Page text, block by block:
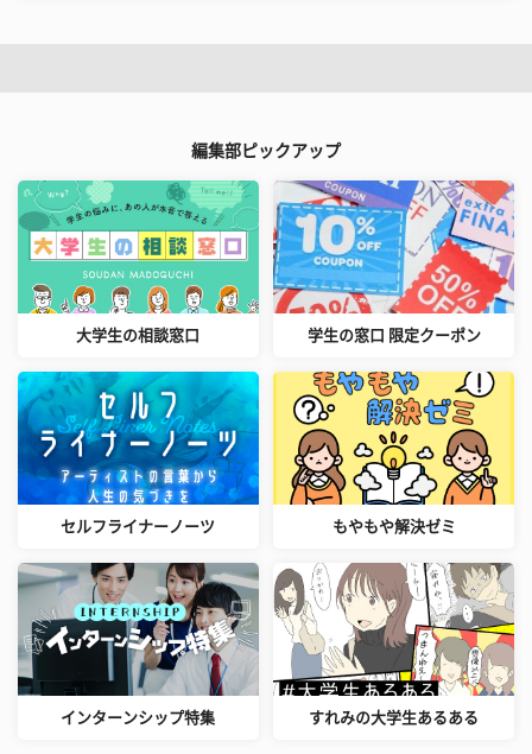
編集部ピックアップ
大学生の相談窓口 学生の窓口 限定クーポン
セルフライナーノーツ もやもや解決ゼミ
インターンシップ特集 すれみの大学生あるある